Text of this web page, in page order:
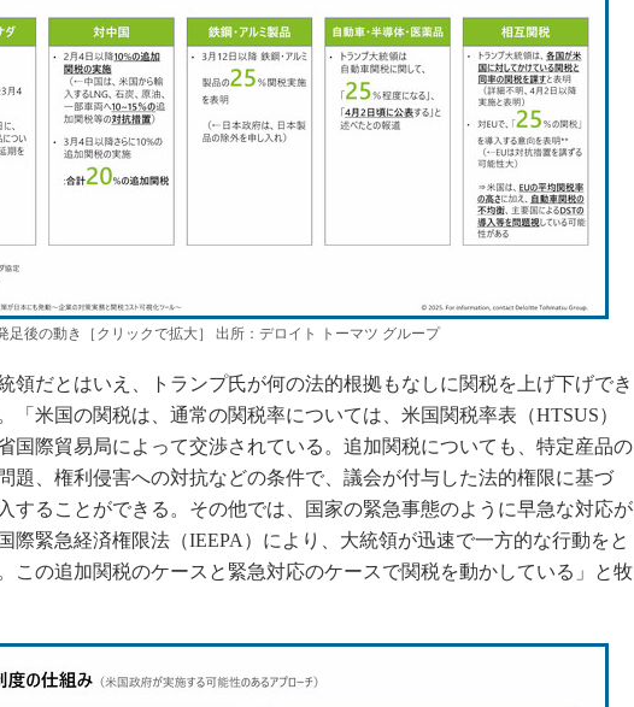
足後の動き［クリックで拡大］ 出所：デロイト トーマツ グループ
領だとはいえ、トランプ氏が何の法的根拠もなしに関税を上げ下げでき
「米国の関税は、通常の関税率については、米国関税率表（HTSUS）
国際貿易局によって交渉されている。追加関税についても、特定産品の
題、権利侵害への対抗などの条件で、議会が付与した法的権限に基づ
することができる。その他では、国家の緊急事態のように早急な対応が
際緊急経済権限法（IEEPA）により、大統領が迅速で一方的な行動をと
この追加関税のケースと緊急対応のケースで関税を動かしている」と牧